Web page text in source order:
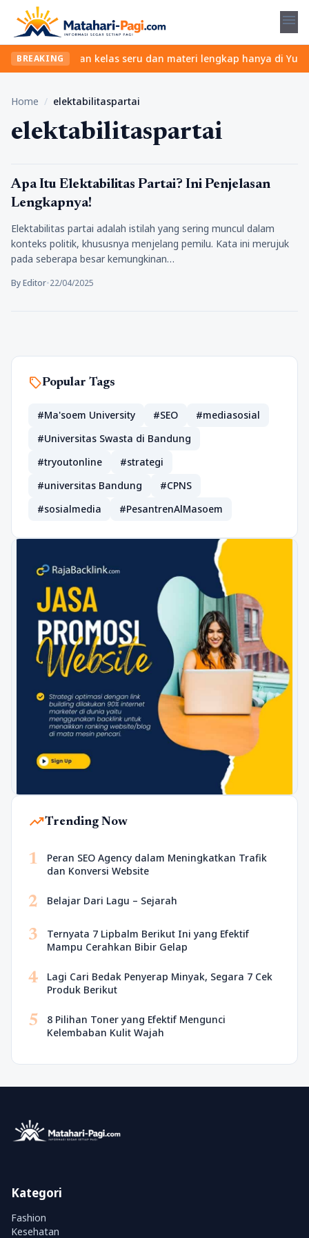
menu
BREAKING
Temukan kelas seru dan materi lengkap hanya di
Home / elektabilitaspartai
elektabilitaspartai
Tips
Apa Itu Elektabilitas Partai? Ini Penjelasan
Lengkapnya!
Elektabilitas partai adalah istilah yang sering muncul dalam
konteks politik, khususnya menjelang pemilu. Kata ini merujuk
pada seberapa besar kemungkinan…
By Editor•22/04/2025
sellPopular Tags
#Ma'soem University #SEO
#mediasosial
#Universitas Swasta di Bandung
#tryoutonline
#strategi
#universitas Bandung
#CPNS
#sosialmedia
#PesantrenAlMasoem
trending_upTrending Now
1
Peran SEO Agency dalam Meningkatkan Trafik
dan Konversi Website
2 Belajar Dari Lagu – Sejarah
3
Ternyata 7 Lipbalm Berikut Ini yang Efektif
Mampu Cerahkan Bibir Gelap
4
Lagi Cari Bedak Penyerap Minyak, Segara 7 Cek
Produk Berikut
5
8 Pilihan Toner yang Efektif Mengunci
Kelembaban Kulit Wajah
Kategori
Fashion
Kesehatan